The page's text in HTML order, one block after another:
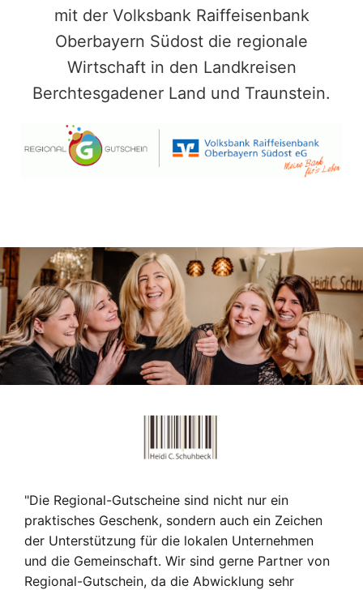
mit der Volksbank Raiffeisenbank
Oberbayern Südost die regionale
Wirtschaft in den Landkreisen
Berchtesgadener Land und Traunstein.
"Die Regional-Gutscheine sind nicht nur ein
praktisches Geschenk, sondern auch ein Zeichen
der Unterstützung für die lokalen Unternehmen
und die Gemeinschaft. Wir sind gerne Partner von
Regional-Gutschein, da die Abwicklung sehr